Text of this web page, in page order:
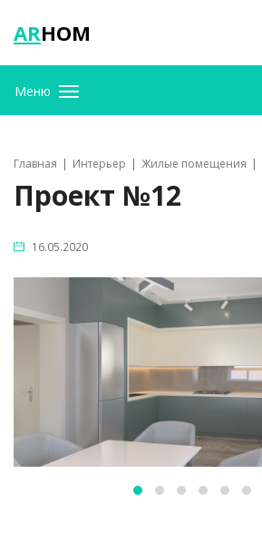
ARHOM
Меню
Главная Интерьер Жилые помещения
Проект №12
16.05.2020